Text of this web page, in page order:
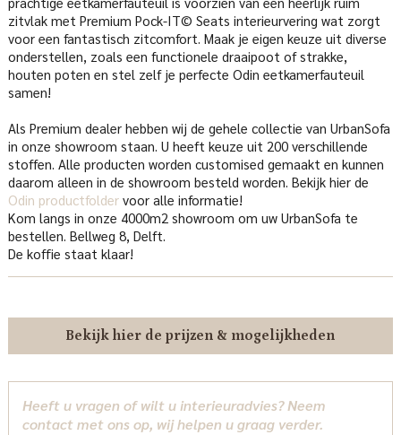
zitvlak met Premium Pock-IT© Seats interieurvering wat zorgt
voor een fantastisch zitcomfort. Maak je eigen keuze uit diverse
onderstellen, zoals een functionele draaipoot of strakke,
houten poten en stel zelf je perfecte Odin eetkamerfauteuil
samen!
Als Premium dealer hebben wij de gehele collectie van UrbanSofa
in onze showroom staan. U heeft keuze uit 200 verschillende
stoffen. Alle producten worden customised gemaakt en kunnen
daarom alleen in de showroom besteld worden. Bekijk hier de
Odin productfoldervoor alle informatie!
Kom langs in onze 4000m2 showroom om uw UrbanSofa te
bestellen. Bellweg 8, Delft.
De koffie staat klaar!
Bekijk hier de prijzen & mogelijkheden
Heeft u vragen of wilt u interieuradvies? Neem
contact met ons op, wij helpen u graag verder.